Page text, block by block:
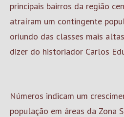
principais bairros da região
atraíram um contingente
oriundo das classes mais
dizer do historiador Carlos
Números indicam um
população em áreas da Zona